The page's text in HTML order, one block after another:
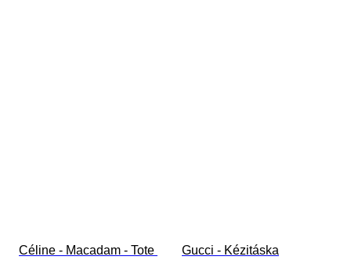
Céline - Macadam - Tote
Gucci - Kézitáska